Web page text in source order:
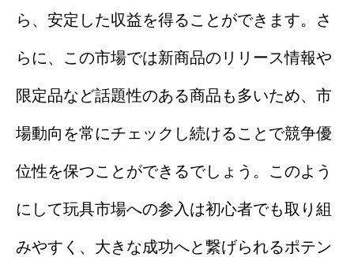
ら、安定した収益を得ることができます。さ
らに、この市場では新商品のリリース情報や
限定品など話題性のある商品も多いため、市
場動向を常にチェックし続けることで競争優
位性を保つことができるでしょう。このよう
にして玩具市場への参入は初心者でも取り組
みやすく、大きな成功へと繋げられるポテン